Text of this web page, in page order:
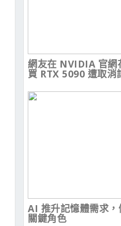
網友在 NVIDIA 官網
買 RTX 5090 遭取消
AI 推升記憶體需求
關鍵角色